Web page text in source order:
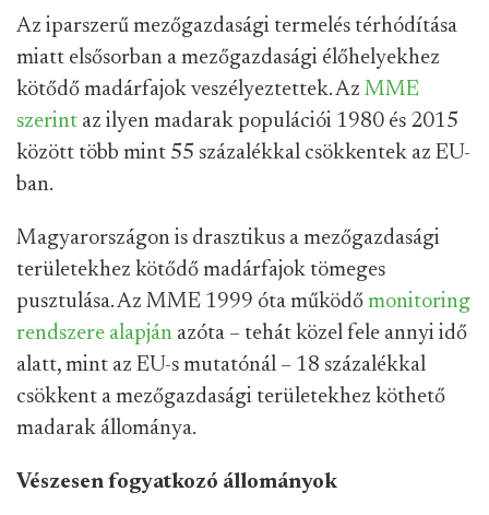
Az iparszerű mezőgazdasági termelés térhódítása
miatt elsősorban a mezőgazdasági élőhelyekhez
kötődő madárfajok veszélyeztettek. Az MME
szerint az ilyen madarak populációi 1980 és 2015
között több mint 55 százalékkal csökkentek az EU-
ban.
Magyarországon is drasztikus a mezőgazdasági
területekhez kötődő madárfajok tömeges
pusztulása. Az MME 1999 óta működő monitoring
rendszere alapján azóta – tehát közel fele annyi idő
alatt, mint az EU-s mutatónál – 18 százalékkal
csökkent a mezőgazdasági területekhez köthető
madarak állománya.
Vészesen fogyatkozó állományok